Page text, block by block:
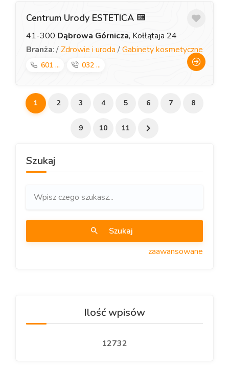
Centrum Urody ESTETICA
41-300 Dąbrowa Górnicza, Kołłątaja 24
Branża: /Zdrowie i uroda /Gabinety kosmetyczne
601 ... 032 ...
1 2 3 4 5 6 7 8
9 10 11
Szukaj
Szukaj
zaawansowane
Ilość wpisów
12732